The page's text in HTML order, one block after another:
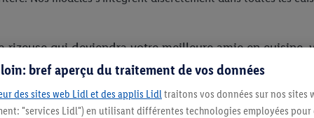
rizeuse qui deviendra votre meilleure amie en
variés
bref aperçu du traitement de vos données
des sites web Lidl et des applis Lidl traitons vos données sur nos sites
"services Lidl") en utilisant différentes technologies employées pour